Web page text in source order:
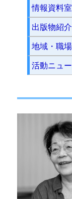
情報資料室
出版物紹介
地域・職
活動ニュ